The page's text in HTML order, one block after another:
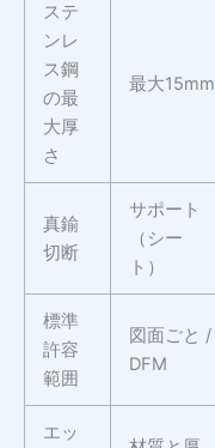
ステ
ンレ
ス鋼
の最
大厚
さ
最大15mm
真鍮
切断
サポート
（シー
ト）
標準
許容
範囲
図面ごと /
DFM
エッ